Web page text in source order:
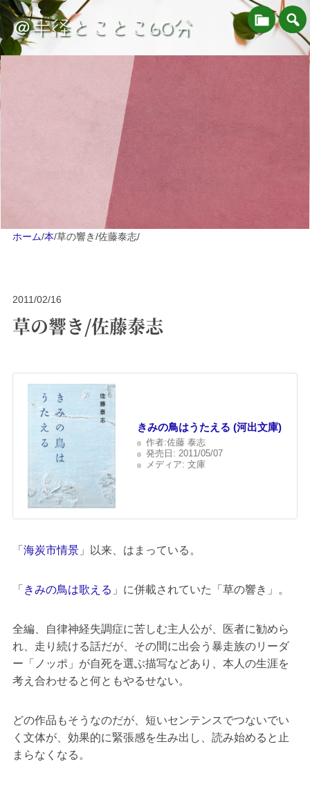
＠半径とことこ60分
ホーム/本/草の響き/佐藤泰志/
2011/02/16
草の響き/佐藤泰志
きみの鳥はうたえる (河出文庫)
作者:佐藤 泰志
発売日: 2011/05/07
メディア: 文庫
「 海炭市情景」以来、はまっている。
「 きみの鳥は歌える 」に併載されていた「草の響き」。
全編、自律神経失調症に苦しむ主人公が、医者に勧めら
れ、走り続ける話だが、その間に出会う暴走族のリーダ
ー「ノッポ」が自死を選ぶ描写などあり、本人の生涯を
考え合わせると何ともやるせない。
どの作品もそうなのだが、短いセンテンスでつないでい
く文体が、効果的に緊張感を生み出し、読み始めると止
まらなくなる。